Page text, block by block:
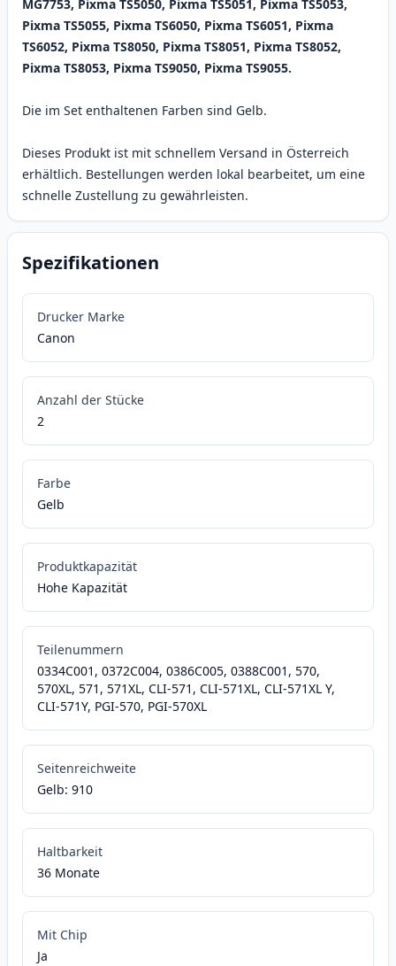
MG7753, Pixma TS5050, Pixma TS5051, Pixma TS5053,
Pixma TS5055, Pixma TS6050, Pixma TS6051, Pixma
TS6052, Pixma TS8050, Pixma TS8051, Pixma TS8052,
Pixma TS8053, Pixma TS9050, Pixma TS9055.
Die im Set enthaltenen Farben sind Gelb.
Dieses Produkt ist mit schnellem Versand in Österreich
erhältlich. Bestellungen werden lokal bearbeitet, um eine
schnelle Zustellung zu gewährleisten.
Spezifikationen
Drucker Marke
Canon
Anzahl der Stücke
2
Farbe
Gelb
Produktkapazität
Hohe Kapazität
Teilenummern
0334C001, 0372C004, 0386C005, 0388C001, 570,
570XL, 571, 571XL, CLI-571, CLI-571XL, CLI-571XL Y,
CLI-571Y, PGI-570, PGI-570XL
Seitenreichweite
Gelb: 910
Haltbarkeit
36 Monate
Mit Chip
Ja